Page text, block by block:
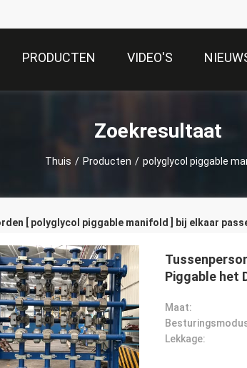
PRODUCTEN VIDEO'S
Zoekresultaat
Thuis / Producten / polyglycol piggable
[ polyglycol piggable manifold ] bij elkaar
Piggable het
Maat:
Lekkage: